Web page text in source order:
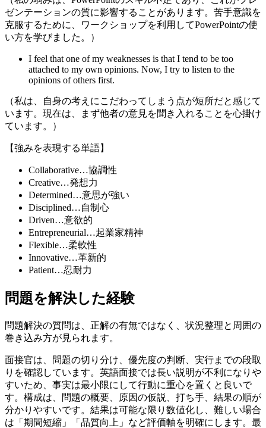
ゼンテーションの質に影響することがあります。苦手意識を
克服するために、ワークショップを利用してPowerPointの使
い方を学びました。）
I feel that one of my weaknesses is that I tend to be too
attached to my own opinions. Now, I try to listen to the
opinions of others first.
（私は、自身の考えにこだわってしまう点が短所だと感じて
います。現在は、まず他者の意見を聞き入れることを心掛け
ています。）
【強みを表現する単語】
Collaborative…協調性
Creative…発想力
Determined…意思が強い
Disciplined…自制心
Driven…意欲的
Entrepreneurial…起業家精神
Flexible…柔軟性
Innovative…革新的
Patient…忍耐力
問題を解決した経験
問題解決の質問は、正解の有無ではなく、状況整理と周囲の
巻き込み方が見られます。
面接官は、問題の切り分け、優先度の判断、実行までの段取
りを確認しています。英語面接では長い説明が不利になりや
すいため、事実は最小限にして行動に重心を置くと良いで
す。構成は、問題の概要、原因の仮説、打ち手、結果の順が
分かりやすいです。結果は可能な限り数値化し、難しい場合
は「期間短縮」「品質向上」など評価軸を明確にします。最